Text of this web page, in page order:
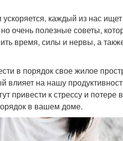
каждый из нас
очень полезные советы,
время, силы и нервы, а
в порядок свое жилое
влияет на нашу
привести к стрессу и
в вашем доме.